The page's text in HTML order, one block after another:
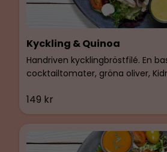
Kyckling & Quinoa
149 kr
Handriven kycklingbröstfilé. En
cocktailtomater, gröna oliver,
basilikaolja. Makros/Portion: 545
Kolhydrater 26g, Fett 30g. Vikt: